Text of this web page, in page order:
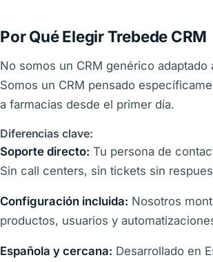
Por Qué Elegir Trebede CRM
No somos un CRM genérico adaptado
Somos un CRM pensado
a farmacias desde el primer día.
Diferencias clave:
Soporte directo: Tu persona de
Sin call centers, sin tickets sin
Configuración incluida: Nosotros
productos, usuarios y
Española y cercana: Desarrollado en